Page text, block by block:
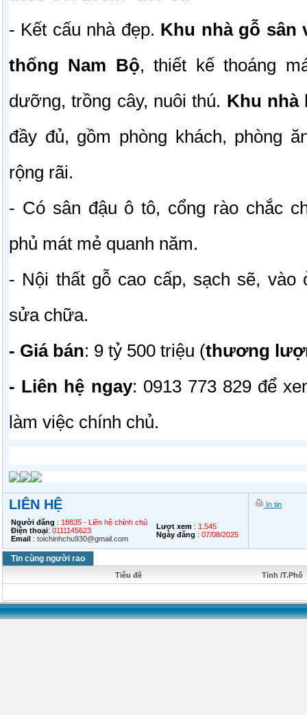
- Kết cấu nhà đẹp. Khu nhà gỗ sân
thống Nam Bộ, thiết kế thoáng
dưỡng, trồng cây, nuôi thú. Khu nhà
đầy đủ, gồm phòng khách, phòng
rộng rãi.
- Có sân đậu ô tô, cổng rào chắc
phủ mát mẻ quanh năm.
- Nội thất gỗ cao cấp, sạch sẽ, vào
sửa chữa.
- Giá bán: 9 tỷ 500 triệu (thương
- Liên hệ ngay: 0913 773 829 để
làm việc chính chủ.
LIÊN HỆ
Người đăng : 18835 - Liên hệ chính chủ
Điện thoại: 0111145623
Email : toichinhchu930@gmail.com
Lượt xem : 1.545
Ngày đăng : 07/08/2025
In tin
Tin cùng người rao
Tiêu đề Tỉnh /T.Phố